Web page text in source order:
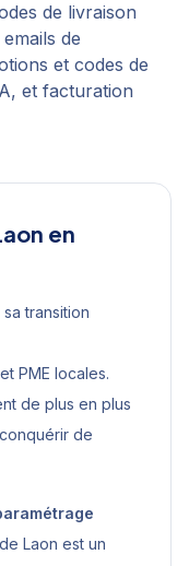
de livraison
de
et codes de
et facturation
en
transition
PME locales.
de plus en plus
de
Laon est un